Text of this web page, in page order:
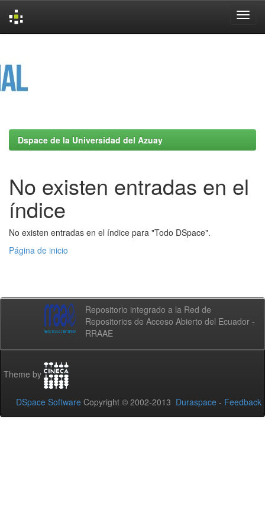
Dspace de la Universidad del Azuay
No existen entradas en el
índice
No existen entradas en el índice para "Todo DSpace".
Página de inicio
Repositorio integrado a la Red de
Repositorios de Acceso Abierto del Ecuador -
RRAAE
Theme by
DSpace Software Copyright © 2002-2013 Duraspace - Feedback